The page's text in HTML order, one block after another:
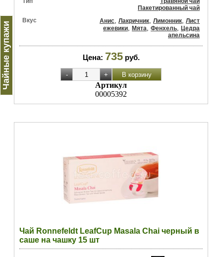
Чайные купажи
Пакетированный чай
Вкус
Анис, Лакричник, Лимонник, Лист
ежевики, Мята, Фенхель, Цедра
апельсина
Цена: 735 руб.
Артикул
00005392
Чай Ronnefeldt LeafCup Masala Chai черный в
саше на чашку 15 шт